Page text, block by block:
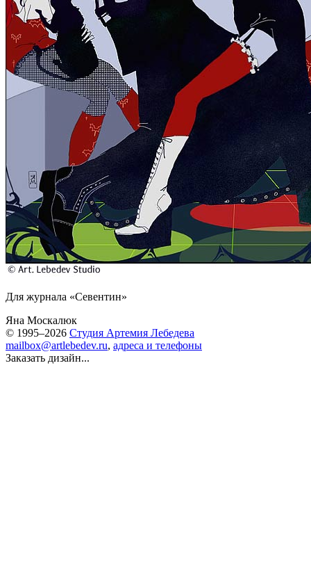
Для журнала «Севентин»
Яна Москалюк
© 1995–2026 Студия Артемия Лебедева
mailbox@artlebedev.ru, адреса и телефоны
Заказать дизайн...